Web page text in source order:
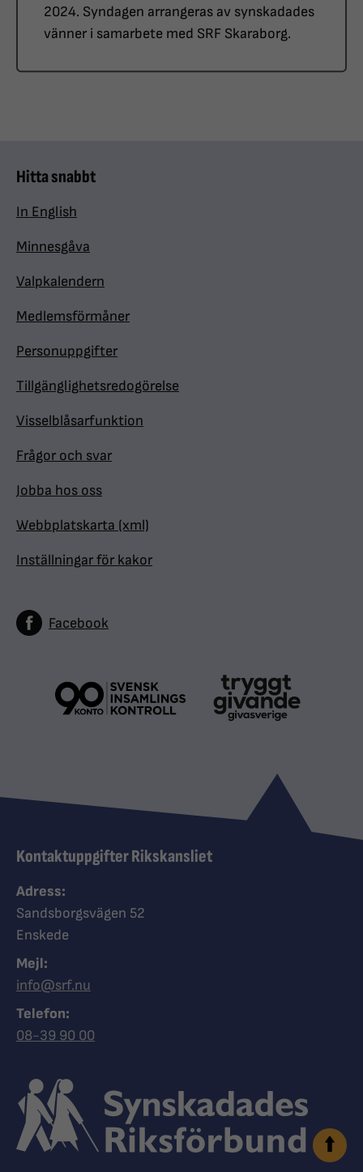
2024. Syndagen arrangeras av synskadades
vänner i samarbete med SRF Skaraborg.
Hitta snabbt
In English
Minnesgåva
Valpkalendern
Medlemsförmåner
Personuppgifter
Tillgänglighetsredogörelse
Visselblåsarfunktion
Frågor och svar
Jobba hos oss
Webbplatskarta (xml)
Inställningar för kakor
Facebook
Kontaktuppgifter Rikskansliet
Adress:
Sandsborgsvägen 52
Enskede
Mejl:
info@srf.nu
Telefon:
Ring Synskadades riksförbund
08-39 90 00